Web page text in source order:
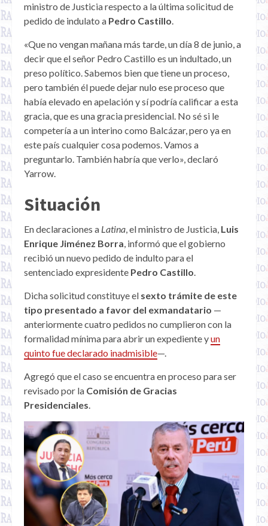
ministro de Justicia respecto a la última solicitud de
pedido de indulato a Pedro Castillo.
«Que no vengan mañana más tarde, un día 8 de junio, a
decir que el señor Pedro Castillo es un indultado, un
preso político. Sabemos bien que tiene un proceso,
pero también él puede dejar nulo ese proceso que
había elevado en apelación y sí podría calificar a esta
gracia, que es una gracia presidencial. No sé si le
competería a un interino como Balcázar, pero ya en
este país cualquier cosa podemos. Vamos a
preguntarlo. También habría que verlo», declaró
Yarrow.
Situación
En declaraciones a Latina, el ministro de Justicia, Luis
Enrique Jiménez Borra, informó que el gobierno
recibió un nuevo pedido de indulto para el
sentenciado expresidente Pedro Castillo.
Dicha solicitud constituye el sexto trámite de este
tipo presentado a favor del exmandatario —
anteriormente cuatro pedidos no cumplieron con la
formalidad mínima para abrir un expediente yun
quinto fue declarado inadmisible—.
Agregó que el caso se encuentra en proceso para ser
revisado por la Comisión de Gracias
Presidenciales.